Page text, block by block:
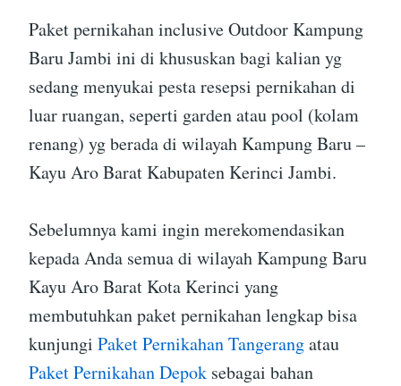
Paket pernikahan inclusive Outdoor Kampung
Baru Jambi ini di khususkan bagi kalian yg
sedang menyukai pesta resepsi pernikahan di
luar ruangan, seperti garden atau pool (kolam
renang) yg berada di wilayah Kampung Baru –
Kayu Aro Barat Kabupaten Kerinci Jambi.
Sebelumnya kami ingin merekomendasikan
kepada Anda semua di wilayah Kampung Baru
Kayu Aro Barat Kota Kerinci yang
membutuhkan paket pernikahan lengkap bisa
kunjungi Paket Pernikahan Tangerangatau
Paket Pernikahan Depok sebagai bahan